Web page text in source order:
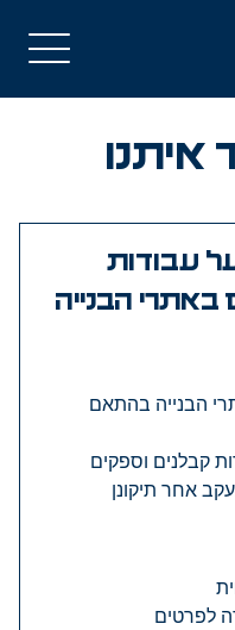
איתנו
עבודות
באתרי הבנייה
הבנייה בהתאם
קבלנים וספקים
אחר תיקונן
לפרטים